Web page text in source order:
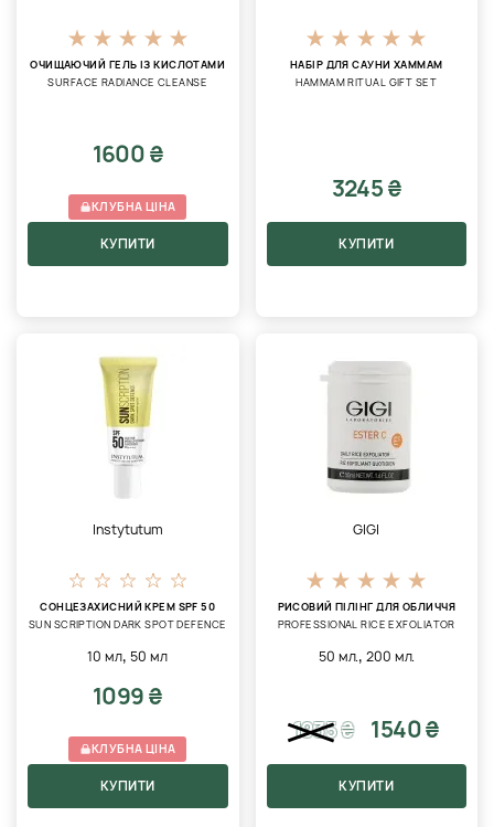
ОЧИЩАЮЧИЙ ГЕЛЬ ІЗ КИСЛОТАМИ
SURFACE RADIANCE CLEANSE
1600 ₴
КЛУБНА ЦІНА
КУПИТИ
НАБІР ДЛЯ САУНИ ХАММАМ
HAMMAM RITUAL GIFT SET
3245 ₴
КУПИТИ
Instytutum
СОНЦЕЗАХИСНИЙ КРЕМ SPF 50
SUN SCRIPTION DARK SPOT DEFENCE
10 мл, 50 мл
1099 ₴
КЛУБНА ЦІНА
КУПИТИ
GIGI
РИСОВИЙ ПІЛІНГ ДЛЯ ОБЛИЧЧЯ
PROFESSIONAL RICE EXFOLIATOR
50 мл., 200 мл.
1935₴ 1540 ₴
КУПИТИ